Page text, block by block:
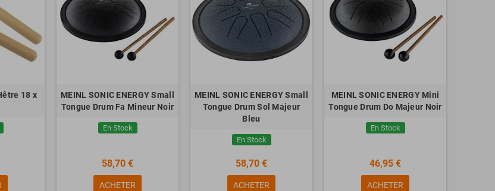
18 x
MEINL SONIC ENERGY Small
Tongue Drum Fa Mineur Noir
En Stock
58,70 €
ACHETER
MEINL SONIC ENERGY Small
Tongue Drum Sol Majeur
Bleu
En Stock
58,70 €
ACHETER
MEINL SONIC ENERGY Mini
Tongue Drum Do Majeur Noir
En Stock
46,95 €
ACHETER